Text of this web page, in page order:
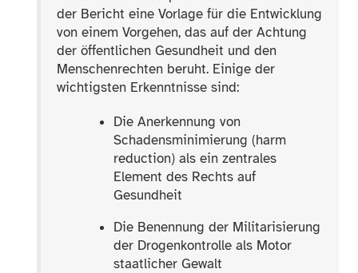
der Bericht eine Vorlage für die Entwicklung
von einem Vorgehen, das auf der Achtung
der öffentlichen Gesundheit und den
Menschenrechten beruht. Einige der
wichtigsten Erkenntnisse sind:
Die Anerkennung von
Schadensminimierung (harm
reduction) als ein zentrales
Element des Rechts auf
Gesundheit
Die Benennung der Militarisierung
der Drogenkontrolle als Motor
staatlicher Gewalt